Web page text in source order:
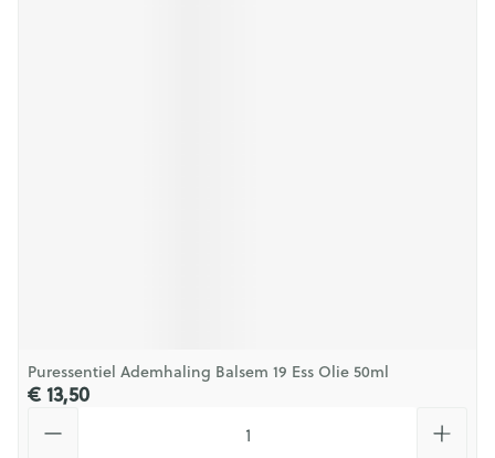
Puressentiel Ademhaling Balsem 19 Ess Olie 50ml
€ 13,50